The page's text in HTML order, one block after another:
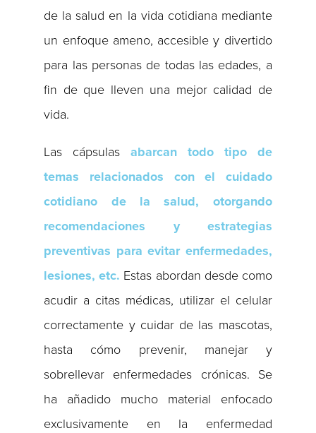
de la salud en la vida cotidiana mediante
un enfoque ameno, accesible y divertido
para las personas de todas las edades, a
fin de que lleven una mejor calidad de
vida.
Las cápsulasabarcan todo tipo de
temas relacionados con el cuidado
cotidiano de la salud, otorgando
recomendaciones y estrategias
preventivas para evitar enfermedades,
lesiones, etc. Estas abordan desde como
acudir a citas médicas, utilizar el celular
correctamente y cuidar de las mascotas,
hasta cómo prevenir, manejar y
sobrellevar enfermedades crónicas. Se
ha añadido mucho material enfocado
exclusivamente en la enfermedad